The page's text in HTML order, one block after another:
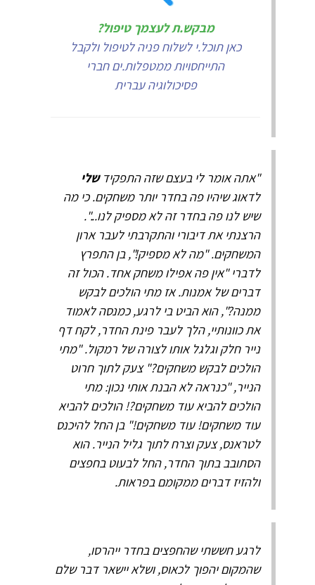
מבקש.ת לעצמך טיפול?
כאן תוכל.י לשלוח פניה לטיפול ולקבל
התייחסויות ממטפלות.ים חברי
פסיכולוגיה עברית
"אתה אומר לי בעצם שזה התפקידשלי
לדאוג שיהיו פה בחדר יותר משחקים. כי מה
שיש לנו פה בחדר זה לא מספיק לנו...".
הרצנתי את דיבורי והתקרבתי לעבר ארון
המשחקים. "מה לא מספיק!", בן התפרץ
לדברי "אין פה אפילו משחק אחד. הכול זה
דברים של אמנות. אז מתי הולכים לבקש
ממנה?", הוא הביט בי לרגע, כמנסה לאמוד
את כוונותיי, הלך לעבר פינת החדר, לקח דף
נייר חלק וגלגל אותו לצורה של רמקול. "מתי
הולכים לבקש משחקים?" צעק לתוך חרוט
הנייר, "כנראה לא הבנת אותי נכון: מתי
הולכים להביא עוד משחקים?! הולכים להביא
עוד משחקים! עוד משחקים!" בן החל להיכנס
לטראנס, צעק וצרח לתוך גליל הנייר. הוא
הסתובב בתוך החדר, החל לבעוט בחפצים
ולהזיז דברים ממקומם בפראות.
לרגע חששתי שהחפצים בחדר ייהרסו,
שהמקום יהפוך לכאוס, ושלא יישאר דבר שלם